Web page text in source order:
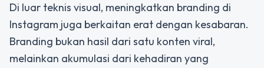
Di luar teknis visual, meningkatkan branding di
Instagram juga berkaitan erat dengan kesabaran.
Branding bukan hasil dari satu konten viral,
melainkan akumulasi dari kehadiran yang